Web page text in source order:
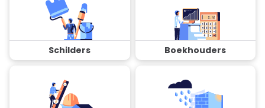
Schilders Boekhouders